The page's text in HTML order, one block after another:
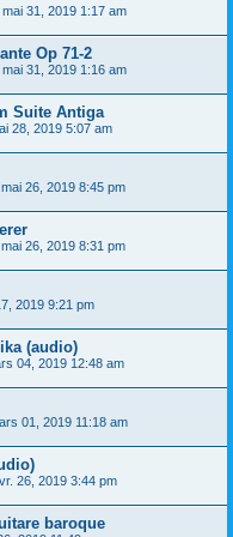
31, 2019 1:17 am
Op 71-2
31, 2019 1:16 am
Suite Antiga
28, 2019 5:07 am
26, 2019 8:45 pm
26, 2019 8:31 pm
2019 9:21 pm
(audio)
04, 2019 12:48 am
01, 2019 11:18 am
26, 2019 3:44 pm
baroque